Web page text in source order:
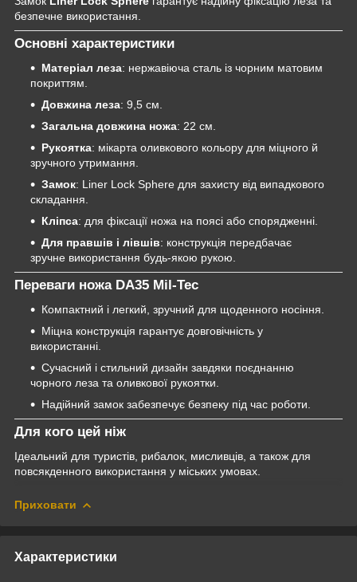
безпечне використання.
Основні характеристики
Матеріал леза: нержавіюча сталь із чорним матовим
покриттям.
Довжина леза: 9,5 см.
Загальна довжина ножа: 22 см.
Рукоятка: мікарта оливкового кольору для міцного й
зручного утримання.
Замок: Liner Lock Sphere для захисту від випадкового
складання.
Кліпса: для фіксації ножа на поясі або спорядженні.
Для правшів і лівшів: конструкція передбачає
зручне використання будь-якою рукою.
Переваги ножа DA35 Mil-Tec
Компактний і легкий, зручний для щоденного носіння.
Міцна конструкція гарантує довговічність у
використанні.
Сучасний і стильний дизайн завдяки поєднанню
чорного леза та оливкової рукоятки.
Надійний замок забезпечує безпеку під час роботи.
Для кого цей ніж
Ідеальний для туристів, рибалок, мисливців, а також для
повсякденного використання у міських умовах.
Приховати
Характеристики